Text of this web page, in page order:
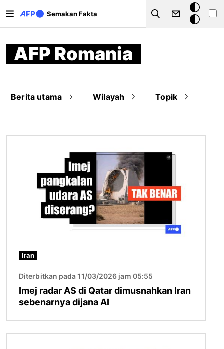
Semakan Fakta
Search
Mod
gelap
AFP Romania
Berita utama Wilayah Topik
Iran
Diterbitkan pada 11/03/2026 jam 05:55
Imej radar AS di Qatar dimusnahkan Iran
sebenarnya dijana AI